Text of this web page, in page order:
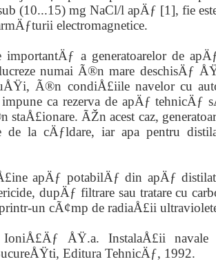
(10...15) mg NaCl/l apÄƒ [1], fie
electromagnetice.
a generatoarelor de
numai Ã®n mare deschisÄƒ
Ã®n condiÅ£iile navelor cu
ca rezerva de apÄƒ
staÅ£ionare. ÃŽn acest caz,
de la cÄƒldare, iar apa pentru
apÄƒ potabilÄƒ din apÄƒ
dupÄƒ filtrare sau tratare cu
un cÃ¢mp de radiaÅ£ii
ÅŸ.a. InstalaÅ£ii navale
Editura TehnicÄƒ, 1992.